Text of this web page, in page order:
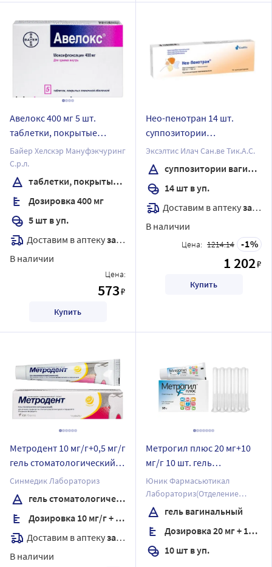
Авелокс 400 мг 5 шт.
таблетки, покрытые
пленочной оболочкой
Байер Хелскэр Мануфэкчуринг
С.р.л.
таблетки, покрытые пленочной оболочкой
Дозировка 400 мг
5 шт в уп.
Доставим в аптекузавтра
В наличии
Цена:
573₽
Купить
Нео-пенотран 14 шт.
суппозитории
вагинальные
Эксэлтис Илач Сан.ве Тик.А.С.
суппозитории вагинальные
14 шт в уп.
Доставим в аптекузавтра
В наличии
Цена: 1214.14 1
1 202₽
Купить
Метродент 10 мг/г+0,5 мг/г
гель стоматологический
вкус лимон 20 гр
Синмедик Лабораториз
гель стоматологический
Дозировка 10 мг/г + 0,5 мг/г
Доставим в аптекузавтра
В наличии
Метрогил плюс 20 мг+10
мг/г 10 шт. гель
вагинальный 50 гр
Юник Фармасьютикал
Лабораториз(Отделение
фирмы Дж.Б.Кемикалс энд
Фармасьютикалс Лтд)
гель вагинальный
Дозировка 20 мг + 10 мг/г
10 шт в уп.